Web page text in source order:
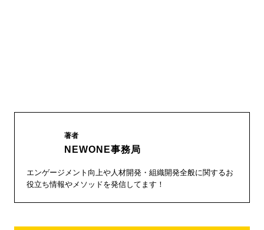
著者
NEWONE事務局
エンゲージメント向上や人材開発・組織開発全般に関するお
役立ち情報やメソッドを発信してます！